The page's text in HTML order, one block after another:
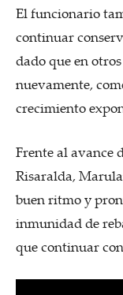
El funcionario
continuar
dado que en
nuevamente,
crecimiento
Frente al avance
Risaralda,
buen ritmo y
inmunidad de
que continuar